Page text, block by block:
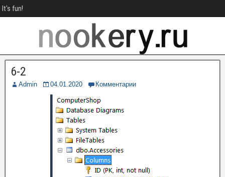
It's fun!
6-2
Admin 04.01.2020 Комментарии